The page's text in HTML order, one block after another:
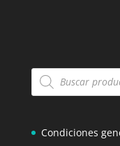
Búsqueda
de
Condiciones